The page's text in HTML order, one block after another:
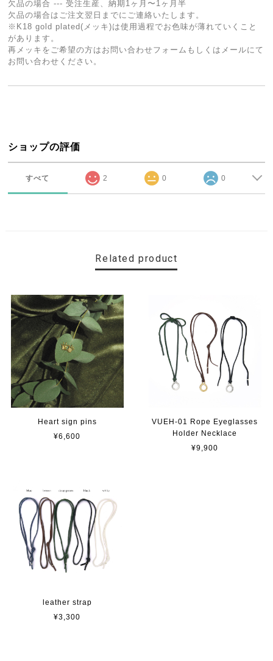
欠品の場合 --- 受注生産、納期1ヶ月〜1ヶ月半
欠品の場合はご注文翌日までにご連絡いたします。
※K18 gold plated(メッキ)は使用過程でお色味が薄れていくこと
があります。
再メッキをご希望の方はお問い合わせフォームもしくはメールにて
お問い合わせください。
ショップの評価
すべて 2 0 0
Related product
Heart sign pins
¥6,600
VUEH-01 Rope Eyeglasses
Holder Necklace
¥9,900
leather strap
¥3,300